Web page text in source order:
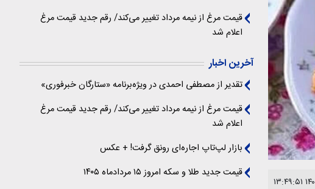
قیمت مرغ از نیمه مرداد تغییر می‌کند/ رقم جدید قیمت مرغ
اعلام شد
آخرین اخبار
تقدیر از مصطفی احمدی در ویژه‌برنامه «ستارگان خبرفوری»
قیمت مرغ از نیمه مرداد تغییر می‌کند/ رقم جدید قیمت مرغ
اعلام شد
بازار لپ‌تاپ اجاره‌ای رونق گرفت! + عکس
قیمت جدید طلا و سکه امروز ۱۵ مردادماه ۱۴۰۵